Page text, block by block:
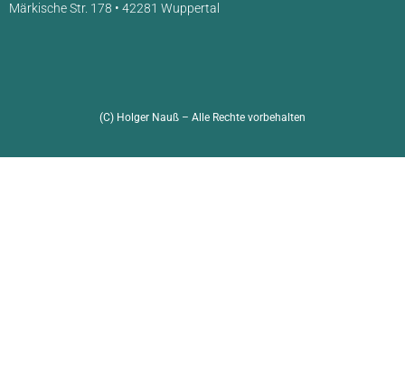
Märkische Str. 178 • 42281 Wuppertal
(C) Holger Nauß – Alle Rechte vorbehalten